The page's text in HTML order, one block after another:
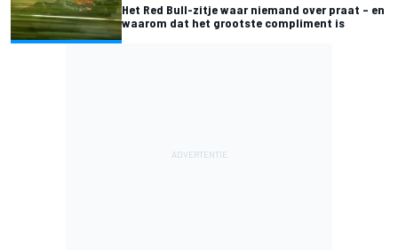
Het Red Bull-zitje waar niemand over praat – en
waarom dat het grootste compliment is